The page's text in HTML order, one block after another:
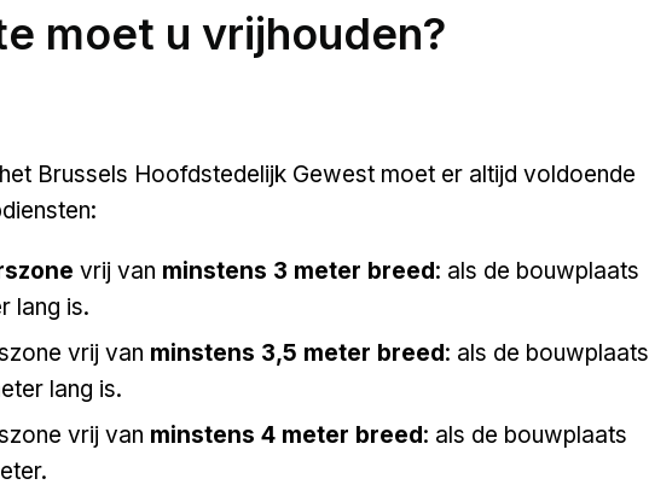
moet u vrijhouden?
Brussels Hoofdstedelijk Gewest moet er altijd voldoende
vrij van minstens 3 meter breed: als de bouwplaats
lang is.
vrij van minstens 3,5 meter breed: als de bouwplaats
lang is.
vrij van minstens 4 meter breed: als de bouwplaats